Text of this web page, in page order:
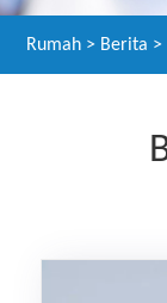
Rumah > Berita >